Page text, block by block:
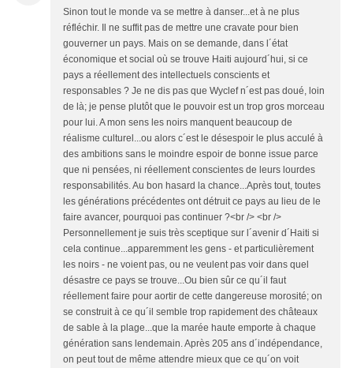
Sinon tout le monde va se mettre à danser...et à ne plus
réfléchir. Il ne suffit pas de mettre une cravate pour bien
gouverner un pays. Mais on se demande, dans l´état
économique et social où se trouve Haiti aujourd´hui, si ce
pays a réellement des intellectuels conscients et
responsables ? Je ne dis pas que Wyclef n´est pas doué, loin
de là; je pense plutôt que le pouvoir est un trop gros morceau
pour lui. A mon sens les noirs manquent beaucoup de
réalisme culturel...ou alors c´est le désespoir le plus acculé à
des ambitions sans le moindre espoir de bonne issue parce
que ni pensées, ni réellement conscientes de leurs lourdes
responsabilités. Au bon hasard la chance...Après tout, toutes
les générations précédentes ont détruit ce pays au lieu de le
faire avancer, pourquoi pas continuer ?<br /> <br />
Personnellement je suis très sceptique sur l´avenir d´Haiti si
cela continue...apparemment les gens - et particulièrement
les noirs - ne voient pas, ou ne veulent pas voir dans quel
désastre ce pays se trouve...Ou bien sûr ce qu´il faut
réellement faire pour aortir de cette dangereuse morosité; on
se construit à ce qu´il semble trop rapidement des châteaux
de sable à la plage...que la marée haute emporte à chaque
génération sans lendemain. Après 205 ans d´indépendance,
on peut tout de même attendre mieux que ce qu´on voit